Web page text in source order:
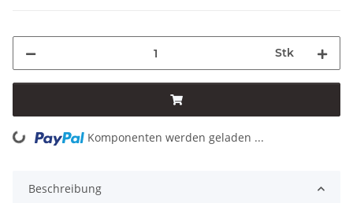
Stk
Loading... Komponenten werden geladen ...
Beschreibung